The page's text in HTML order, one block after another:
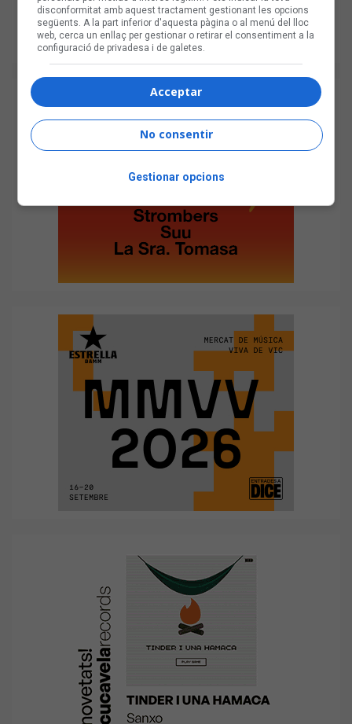
disconformitat amb aquest tractament gestionant les opcions
següents. A la part inferior d'aquesta pàgina o al menú del lloc
web, cerca un enllaç per gestionar o retirar el consentiment a la
configuració de privadesa i de galetes.
Acceptar
No consentir
Gestionar opcions